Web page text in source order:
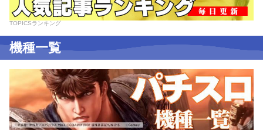
TOPICSランキング
機種一覧